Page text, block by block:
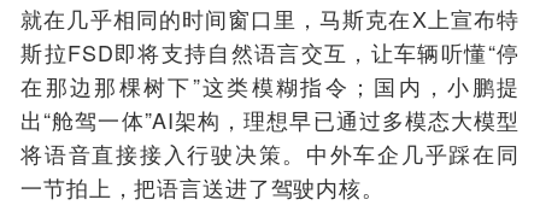
就在几乎相同的时间窗口里，马斯克在X上宣布特
斯拉FSD即将支持自然语言交互，让车辆听懂“停
在那边那棵树下”这类模糊指令；国内，小鹏提
出“舱驾一体”AI架构，理想早已通过多模态大模型
将语音直接接入行驶决策。中外车企几乎踩在同
一节拍上，把语言送进了驾驶内核。